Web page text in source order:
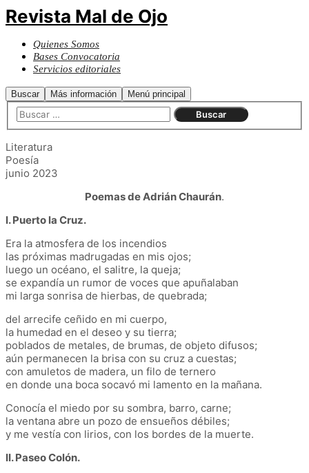
Revista Mal de Ojo
Quienes Somos
Bases Convocatoria
Servicios editoriales
Buscar Más información Menú principal
Literatura
Poesía
junio 2023
Poemas de Adrián Chaurán.
I. Puerto la Cruz.
Era la atmosfera de los incendios
las próximas madrugadas en mis ojos;
luego un océano, el salitre, la queja;
se expandía un rumor de voces que apuñalaban
mi larga sonrisa de hierbas, de quebrada;
del arrecife ceñido en mi cuerpo,
la humedad en el deseo y su tierra;
poblados de metales, de brumas, de objeto difusos;
aún permanecen la brisa con su cruz a cuestas;
con amuletos de madera, un filo de ternero
en donde una boca socavó mi lamento en la mañana.
Conocía el miedo por su sombra, barro, carne;
la ventana abre un pozo de ensueños débiles;
y me vestía con lirios, con los bordes de la muerte.
II. Paseo Colón.